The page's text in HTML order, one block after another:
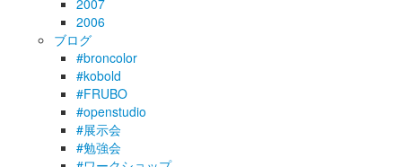
2007
2006
ブログ
#broncolor
#kobold
#FRUBO
#openstudio
#展示会
#勉強会